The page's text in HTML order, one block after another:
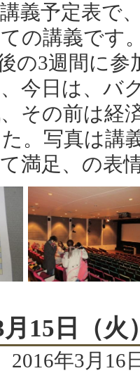
義予定表で
の講義です
の3週間に参
今日は、バ
その前は経
。写真は講
満足、の表
15日（火
2016年3月16